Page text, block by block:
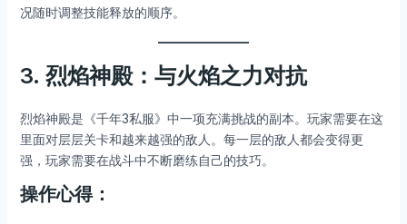
况随时调整技能释放的顺序。
3. 烈焰神殿：与火焰之力对抗
烈焰神殿是《千年3私服》中一项充满挑战的副本。玩家需要在这
里面对层层关卡和越来越强的敌人。每一层的敌人都会变得更
强，玩家需要在战斗中不断磨练自己的技巧。
操作心得：